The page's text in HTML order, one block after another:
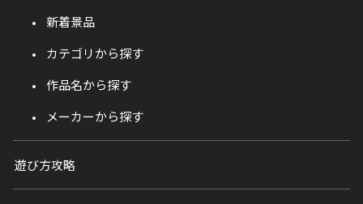
新着景品
カテゴリから探す
作品名から探す
メーカーから探す
遊び方攻略